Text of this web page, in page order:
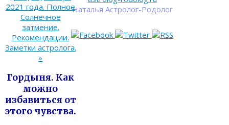
Наталья Астролог-Родолог
2021 года. Полное
Солнечное
затмение.
Рекомендации.
Заметки астролога.
»
Гордыня. Как
можно
избавиться от
этого чувства.